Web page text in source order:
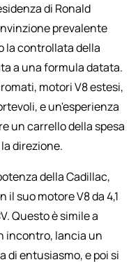
di Ronald
prevalente
la controllata della
a una formula datata.
motori V8 estesi,
e un'esperienza
un carrello della spesa
direzione.
della Cadillac,
il suo motore V8 da 4,1
Questo è simile a
incontro, lancia un
di entusiasmo, e poi si